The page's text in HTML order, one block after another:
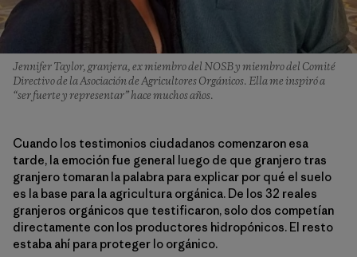
Jennifer Taylor, granjera, ex miembro del NOSB y miembro del Comité
Directivo de la Asociación de Agricultores Orgánicos. Ella me inspiró a
“ser fuerte y representar” hace muchos años.
Cuando los testimonios ciudadanos comenzaron esa
tarde, la emoción fue general luego de que granjero tras
granjero tomaran la palabra para explicar por qué el suelo
es la base para la agricultura orgánica. De los 32 reales
granjeros orgánicos que testificaron, solo dos competían
directamente con los productores hidropónicos. El resto
estaba ahí para proteger lo orgánico.